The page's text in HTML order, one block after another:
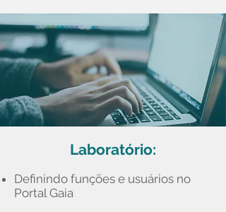
Laboratório:
Definindo funções e usuários no
Portal Gaia